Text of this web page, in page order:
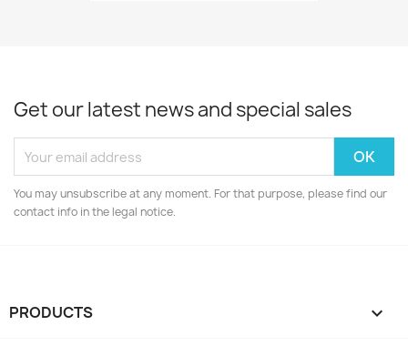
Get our latest news and special sales
You may unsubscribe at any moment. For that purpose, please find our
contact info in the legal notice.
PRODUCTS 